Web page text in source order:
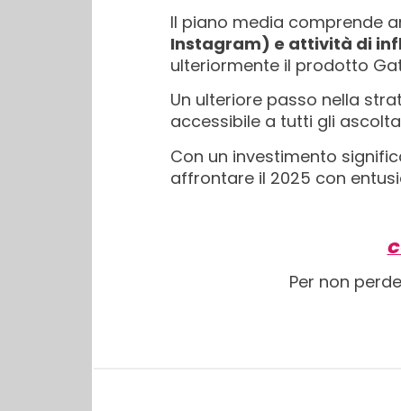
Il piano media comprende
Instagram) e attività di
ulteriormente il prodotto
Un ulteriore passo nella
accessibile a tutti gli
Con un investimento
affrontare il 2025 con
Per non